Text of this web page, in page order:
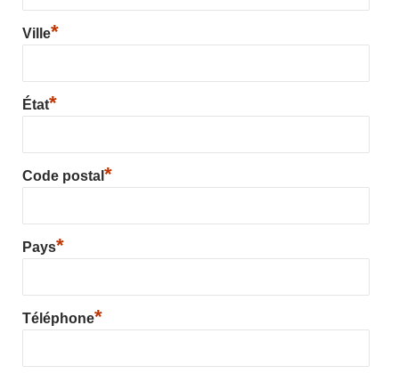
Ville*
État*
Code postal *
Pays*
Téléphone*